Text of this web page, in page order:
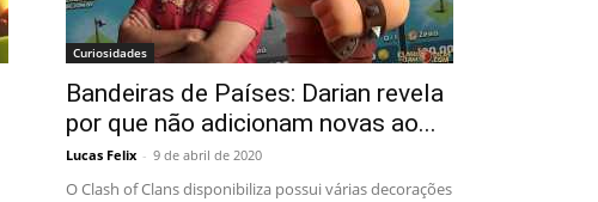
Curiosidades
Bandeiras de Países: Darian revela
por que não adicionam novas ao...
Lucas Felix - 9 de abril de 2020
O Clash of Clans disponibiliza possui várias decorações